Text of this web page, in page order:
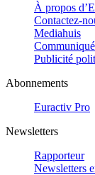
À propos
Contactez-
Mediahuis
Publicité
Abonnements
Euractiv Pro
Newsletters
Rapporteur
Newsletters